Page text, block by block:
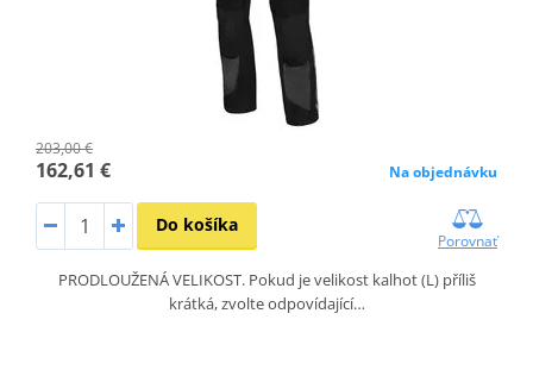
203,00 €
162,61 € Na objednávku
Do košíka
Porovnať
PRODLOUŽENÁ VELIKOST. Pokud je velikost kalhot (L) příliš
krátká, zvolte odpovídající…